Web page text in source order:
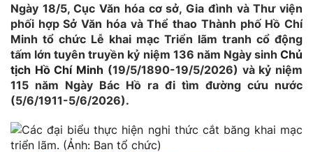
Ngày 18/5, Cục Văn hóa cơ sở, Gia đình và Thư viện
phối hợp Sở Văn hóa và Thể thao Thành phố Hồ Chí
Minh tổ chức Lễ khai mạc Triển lãm tranh cổ động
tấm lớn tuyên truyền kỷ niệm 136 năm Ngày sinh Chủ
tịch Hồ Chí Minh (19/5/1890-19/5/2026) và kỷ niệm
115 năm Ngày Bác Hồ ra đi tìm đường cứu nước
(5/6/1911-5/6/2026).